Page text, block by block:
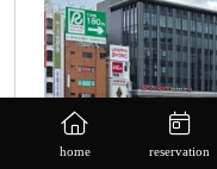
home reservation